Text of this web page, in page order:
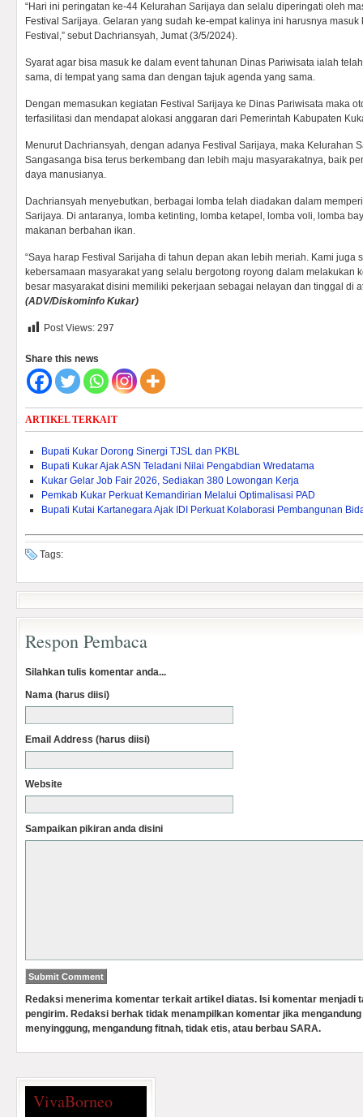
“Hari ini peringatan ke-44 Kelurahan Sarijaya dan selalu diperingati oleh
Festival Sarijaya. Gelaran yang sudah ke-empat kalinya ini harusnya
Festival,” sebut Dachriansyah, Jumat (3/5/2024).
Syarat agar bisa masuk ke dalam event tahunan Dinas Pariwisata ialah
sama, di tempat yang sama dan dengan tajuk agenda yang sama.
Dengan memasukan kegiatan Festival Sarijaya ke Dinas Pariwisata maka
terfasilitasi dan mendapat alokasi anggaran dari Pemerintah Kabupaten
Menurut Dachriansyah, dengan adanya Festival Sarijaya, maka Kelurahan
Sangasanga bisa terus berkembang dan lebih maju masyarakatnya, baik
daya manusianya.
Dachriansyah menyebutkan, berbagai lomba telah diadakan dalam
Sarijaya. Di antaranya, lomba ketinting, lomba ketapel, lomba voli, lomba
makanan berbahan ikan.
“Saya harap Festival Sarijaha di tahun depan akan lebih meriah. Kami juga
kebersamaan masyarakat yang selalu bergotong royong dalam melakukan
besar masyarakat disini memiliki pekerjaan sebagai nelayan dan tinggal di
(ADV/Diskominfo Kukar)
Post Views: 297
Share this news
ARTIKEL TERKAIT
Bupati Kukar Dorong Sinergi TJSL dan PKBL
Bupati Kukar Ajak ASN Teladani Nilai Pengabdian Wredatama
Kukar Gelar Job Fair 2026, Sediakan 380 Lowongan Kerja
Pemkab Kukar Perkuat Kemandirian Melalui Optimalisasi PAD ‎
Bupati Kutai Kartanegara Ajak IDI Perkuat Kolaborasi Pembangunan
Tags:
Respon Pembaca
Silahkan tulis komentar anda...
Nama (harus diisi)
Email Address (harus diisi)
Website
Sampaikan pikiran anda disini
Redaksi menerima komentar terkait artikel diatas. Isi komentar menjadi
pengirim. Redaksi berhak tidak menampilkan komentar jika
menyinggung, mengandung fitnah, tidak etis, atau berbau SARA.
VivaBorneo